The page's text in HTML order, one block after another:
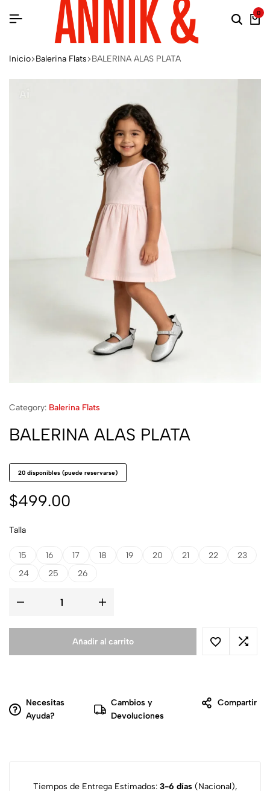
0
Inicio Balerina Flats BALERINA ALAS PLATA
Category: Balerina Flats
BALERINA ALAS PLATA
20 disponibles (puede reservarse)
$499.00
Talla
15 16 17 18 19 20 21 22
23
24
25 26
Añadir al carrito
Necesitas
Ayuda?
Cambios y
Devoluciones
Compartir
Tiempos de Entrega Estimados: 3-6 días(Nacional),